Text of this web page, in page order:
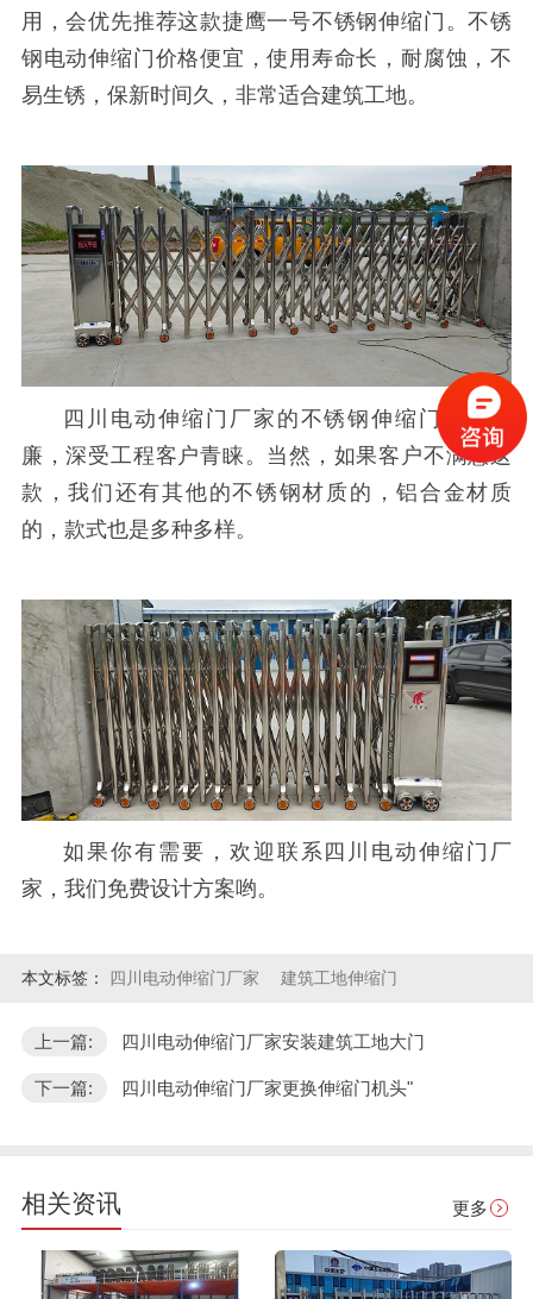
用，会优先推荐这款捷鹰一号不锈钢伸缩门。不锈
钢电动伸缩门价格便宜，使用寿命长，耐腐蚀，不
易生锈，保新时间久，非常适合建筑工地。
四川电动伸缩门厂家的不锈钢伸缩门物美价
廉，深受工程客户青睐。当然，如果客户不满意这
款，我们还有其他的不锈钢材质的，铝合金材质
的，款式也是多种多样。
如果你有需要，欢迎联系四川电动伸缩门厂
家，我们免费设计方案哟。
本文标签： 四川电动伸缩门厂家 建筑工地伸缩门
上一篇: 四川电动伸缩门厂家安装建筑工地大门
下一篇: 四川电动伸缩门厂家更换伸缩门机头"
相关资讯 更多